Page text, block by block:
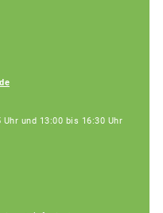
und 13:00 bis 16:30 Uhr